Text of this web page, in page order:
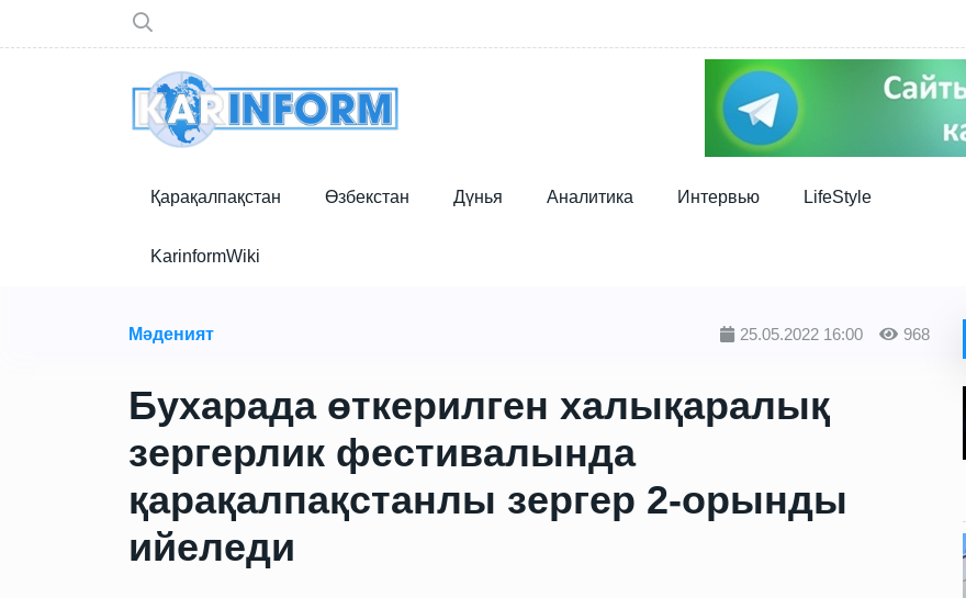
Қарақалпақстан Өзбекстан Дүнья Аналитика Интервью LifeStyle
KarinformWiki
Мәденият 25.05.2022 16:00 968
Бухарада өткерилген халықаралық
зергерлик фестивалында
қарақалпақстанлы зергер 2-орынды
ийеледи